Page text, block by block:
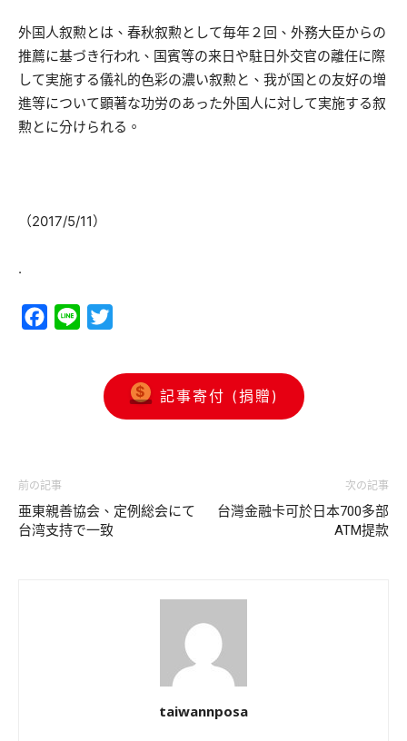
外国人叙勲とは、春秋叙勲として毎年２回、外務大臣からの
推薦に基づき行われ、国賓等の来日や駐日外交官の離任に際
して実施する儀礼的色彩の濃い叙勲と、我が国との友好の増
進等について顕著な功労のあった外国人に対して実施する叙
勲とに分けられる。
（2017/5/11）
.
Facebook
Line
記事寄付 (捐贈)
前の記事
亜東親善協会、定例総会にて
台湾支持で一致
次の記事
台灣金融卡可於日本700多部
ATM提款
taiwannposa